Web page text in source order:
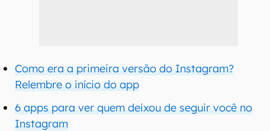
Como era a primeira versão do Instagram?
Relembre o início do app
6 apps para ver quem deixou de seguir você no
Instagram